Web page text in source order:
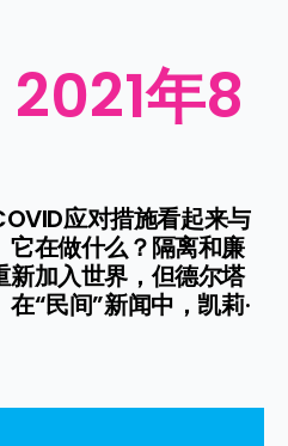
年8
应对措施看起来与
在做什么？隔离和廉
加入世界，但德尔塔
“民间”新闻中，凯莉·